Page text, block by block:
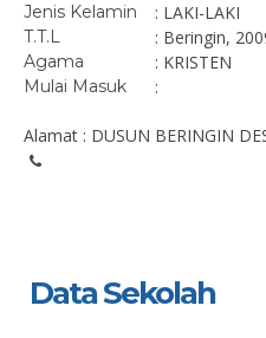
Jenis Kelamin : LAKI-LAKI
T.T.L : Beringin,
Agama : KRISTEN
Mulai Masuk :
Alamat : DUSUN BERINGIN
Data Sekolah